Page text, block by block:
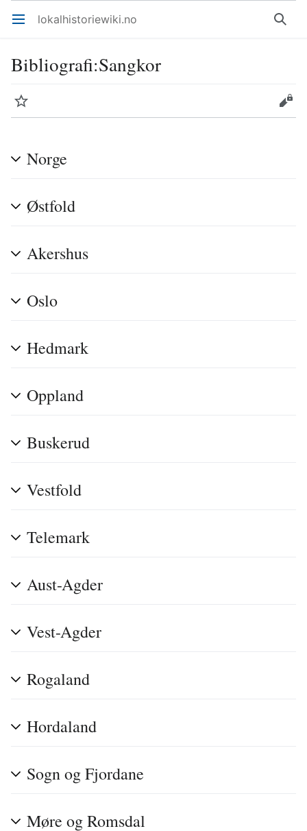
Åpne hovedmenyen lokalhistoriewiki.no Søk
Bibliografi:Sangkor
Overvåk Rediger
Norge
Østfold
Akershus
Oslo
Hedmark
Oppland
Buskerud
Vestfold
Telemark
Aust-Agder
Vest-Agder
Rogaland
Hordaland
Sogn og Fjordane
Møre og Romsdal